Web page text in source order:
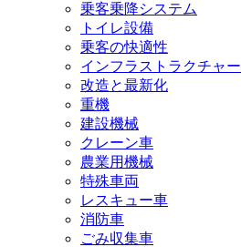
乗客乗降システム
トイレ設備
乗客の快適性
インフラストラクチャー
改造と最新化
重機
建設機械
クレーン車
農業用機械
特殊車両
レスキュー車
消防車
ごみ収集車